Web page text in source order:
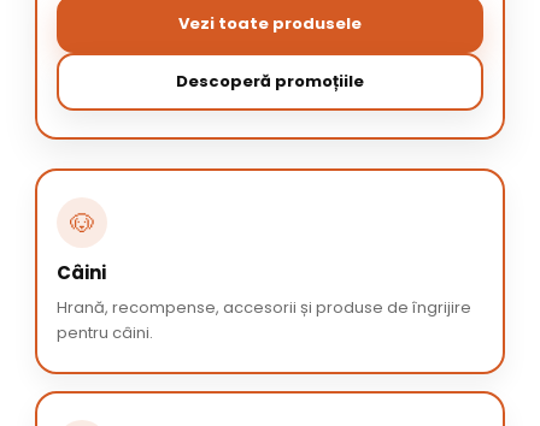
Vezi toate produsele
Descoperă promoțiile
🐶
Câini
Hrană, recompense, accesorii și produse de îngrijire
pentru câini.